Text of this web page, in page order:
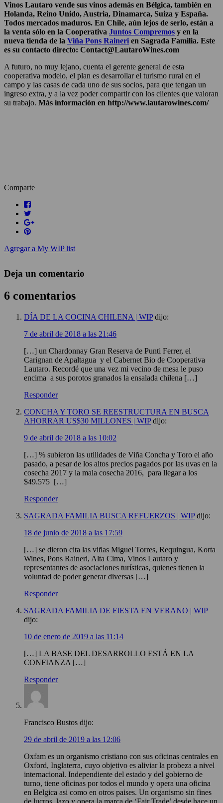
Vinos Lautaro vende sus vinos además en Bélgica, también en
Holanda, Reino Unido, Austria, Dinamarca, Suiza y España.
Todos mercados maduros. En Chile, aún lejos de serlo, están a
la venta sólo en la Cooperativa Juntos Compremos y en la
nueva tienda de la Viña Pons Raineri en Sagrada Familia. Este
es su contacto directo: Contact@LautaroWines.com
A futuro, no muy lejano, cuenta el gerente general de esta
cooperativa modelo, el plan es desarrollar el turismo rural en el
campo y las casas de cada uno de sus socios, para que tengan un
ingreso extra, y a la vez poder compartir con los clientes que valoran
su trabajo. Más información en http://www.lautarowines.com/
Comparte
Agregar a My WIP list
Deja un comentario
6 comentarios
DÍA DE LA COCINA CHILENA | WIP dijo:
7 de abril de 2018 a las 21:46
[…] un Chardonnay Gran Reserva de Punti Ferrer, el
Carignan de Apaltagua y el Cabernet Bio de Cooperativa
Lautaro. Recordé que una vez mi vecino de mesa le puso
encima a sus porotos granados la ensalada chilena […]
Responder
CONCHA Y TORO SE REESTRUCTURA EN BUSCA
AHORRAR US$30 MILLONES | WIP dijo:
9 de abril de 2018 a las 10:02
[…] % subieron las utilidades de Viña Concha y Toro el año
pasado, a pesar de los altos precios pagados por las uvas en la
cosecha 2017 y la mala cosecha 2016, para llegar a los
$49.575 […]
Responder
SAGRADA FAMILIA BUSCA REFUERZOS | WIP dijo:
18 de junio de 2018 a las 17:59
[…] se dieron cita las viñas Miguel Torres, Requingua, Korta
Wines, Pons Raineri, Alta Cima, Vinos Lautaro y
representantes de asociaciones turísticas, quienes tienen la
voluntad de poder generar diversas […]
Responder
SAGRADA FAMILIA DE FIESTA EN VERANO | WIP
dijo:
10 de enero de 2019 a las 11:14
[…] LA BASE DEL DESARROLLO ESTÁ EN LA
CONFIANZA […]
Responder
Francisco Bustos dijo:
29 de abril de 2019 a las 12:06
Oxfam es un organismo cristiano con sus oficinas centrales en
Oxford, Inglaterra, cuyo objetivo es aliviar la probeza a nivel
internacional. Independiente del estado y del gobierno de
turno, tiene oficinas por todos el mundo y opera una oficina
en Belgica asi como en otros paises. Un organismo sin fines
de lucros, lazo y opera la marca de ‘Fair Trade’ desde hace un